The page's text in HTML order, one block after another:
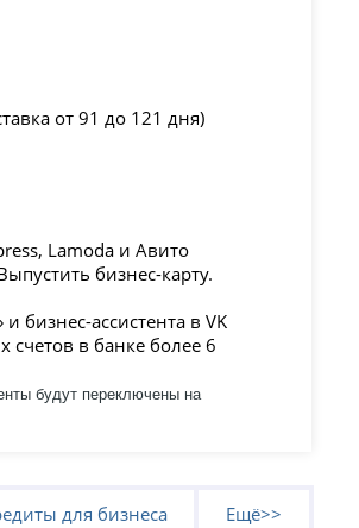
от 91 до 121 дня)
Lamoda и Авито
бизнес-карту.
бизнес-ассистента в VK
в банке более 6
будут переключены на
для бизнеса Ещё>>